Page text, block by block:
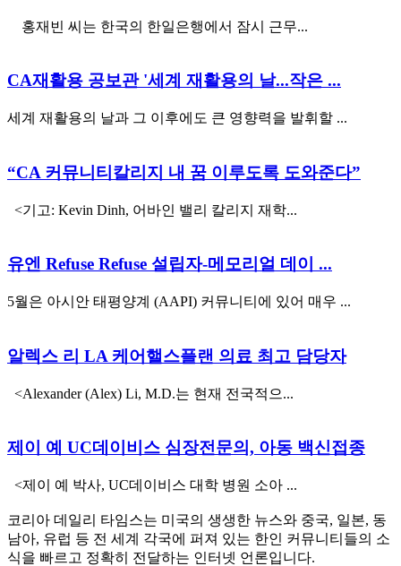
홍재빈 씨는 한국의 한일은행에서 잠시 근무...
CA재활용 공보관 '세계 재활용의 날...작은 ...
세계 재활용의 날과 그 이후에도 큰 영향력을 발휘할 ...
“CA 커뮤니티칼리지 내 꿈 이루도록 도와준다”
<기고: Kevin Dinh, 어바인 밸리 칼리지 재학...
유엔 Refuse Refuse 설립자-메모리얼 데이 ...
5월은 아시안 태평양계 (AAPI) 커뮤니티에 있어 매우 ...
알렉스 리 LA 케어핼스플랜 의료 최고 담당자
<Alexander (Alex) Li, M.D.는 현재 전국적으...
제이 예 UC데이비스 심장전문의, 아동 백신접종
<제이 예 박사, UC데이비스 대학 병원 소아 ...
코리아 데일리 타임스는 미국의 생생한 뉴스와 중국, 일본, 동
남아, 유럽 등 전 세계 각국에 퍼져 있는 한인 커뮤니티들의 소
식을 빠르고 정확히 전달하는 인터넷 언론입니다.